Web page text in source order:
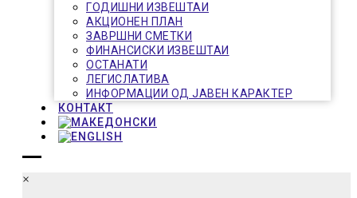
ГОДИШНИ ИЗВЕШТАИ
АКЦИОНЕН ПЛАН
ЗАВРШНИ СМЕТКИ
ФИНАНСИСКИ ИЗВЕШТАИ
ОСТАНАТИ
ЛЕГИСЛАТИВА
ИНФОРМАЦИИ ОД ЈАВЕН КАРАКТЕР
КОНТАКТ
×